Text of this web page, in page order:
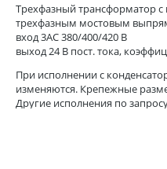
Трехфазный трансформатор
трехфазным мостовым
вход 3AC 380/400/420 В
выход 24 В пост. тока,
При исполнении с
изменяются. Крепежные
Другие исполнения по